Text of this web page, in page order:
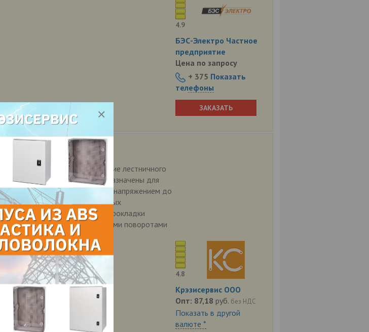
4.9
БЭС-Электро Частное
предприятие
Цена по запросу
+ 375 Показать
телефоны
ЗАКАЗАТЬ
Назначение Лотки металлические лестничного
типа НЛ (несущий лоток) предназначены для
прокладки проводов и кабелей напряжением до
1000 В при выполнении открытых
электропроводок и открытой прокладки
кабельных линий с необходимыми поворотами
и
4.8
Крэзисервис ООО
Опт: 87,18 руб. без НДС
Показать в другой
валюте *